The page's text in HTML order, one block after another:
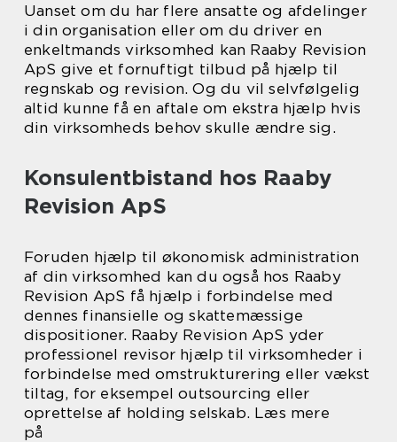
Uanset om du har flere ansatte og afdelinger
i din organisation eller om du driver en
enkeltmands virksomhed kan Raaby Revision
ApS give et fornuftigt tilbud på hjælp til
regnskab og revision. Og du vil selvfølgelig
altid kunne få en aftale om ekstra hjælp hvis
din virksomheds behov skulle ændre sig.
Konsulentbistand hos Raaby
Revision ApS
Foruden hjælp til økonomisk administration
af din virksomhed kan du også hos Raaby
Revision ApS få hjælp i forbindelse med
dennes finansielle og skattemæssige
dispositioner. Raaby Revision ApS yder
professionel revisor hjælp til virksomheder i
forbindelse med omstrukturering eller vækst
tiltag, for eksempel outsourcing eller
oprettelse af holding selskab. Læs mere
på